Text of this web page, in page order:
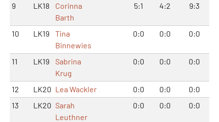
9 LK18
Corinna
Barth
5:1 4:2 9:3
10 LK19
Tina
Binnewies
0:0 0:0 0:0
11 LK19
Sabrina
Krug
0:0 0:0 0:0
12 LK20 Lea Wackler 0:0 0:0
0:0
13
LK20 Sarah
Leuthner
0:0 0:0 0:0